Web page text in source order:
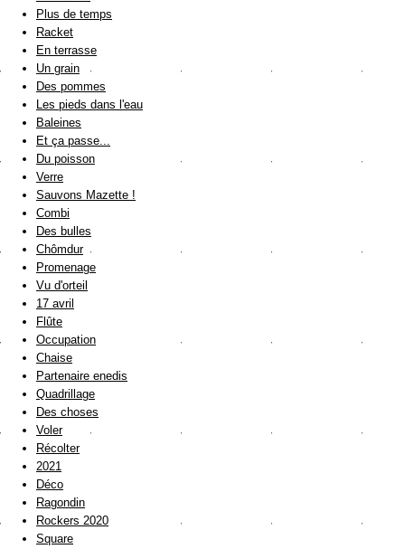
Plus de temps
Racket
En terrasse
Un grain
Des pommes
Les pieds dans l'eau
Baleines
Et ça passe...
Du poisson
Verre
Sauvons Mazette !
Combi
Des bulles
Chômdur
Promenage
Vu d'orteil
17 avril
Flûte
Occupation
Chaise
Partenaire enedis
Quadrillage
Des choses
Voler
Récolter
2021
Déco
Ragondin
Rockers 2020
Square